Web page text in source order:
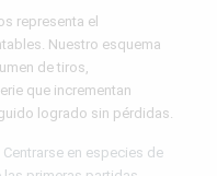
representa el
Nuestro esquema
de tiros,
que incrementan
logrado sin pérdidas.
Centrarse en especies de